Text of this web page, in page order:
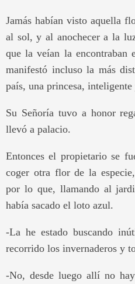
Jamás habían visto aquella
al sol, y al anochecer a la
que la veían la encontraban
manifestó incluso la más
país, una princesa,
Su Señoría tuvo a honor
llevó a palacio.
Entonces el propietario se
coger otra flor de la
por lo que, llamando al
había sacado el loto azul.
-La he estado buscando
recorrido los invernaderos y
-No, desde luego allí no